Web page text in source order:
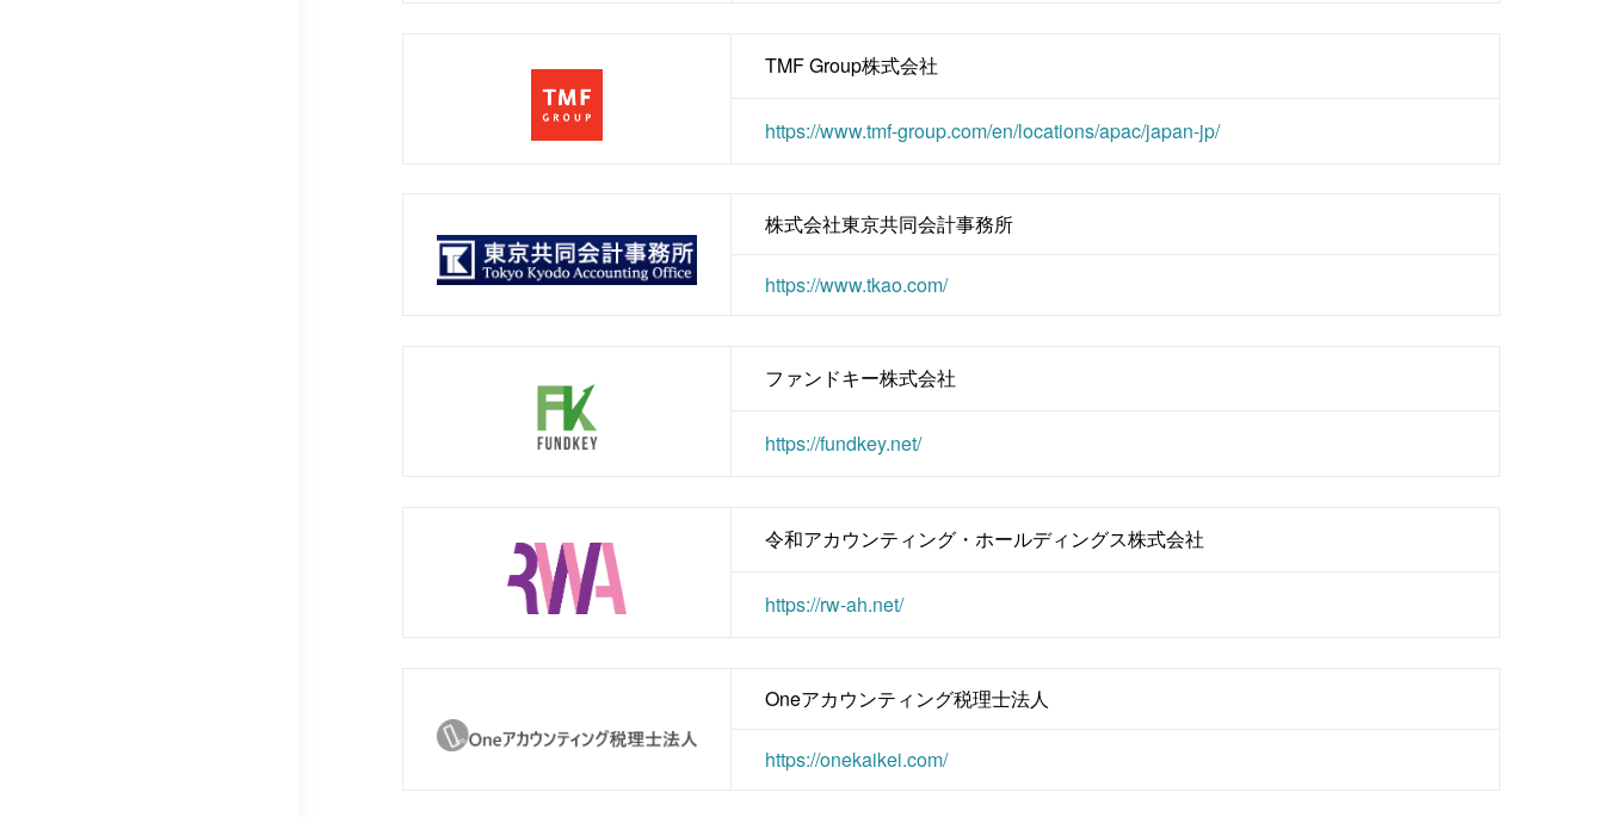
TMF Group株式会社
https://www.tmf-group.com/en/locations/apac/japan-jp/
株式会社東京共同会計事務所
https://www.tkao.com/
ファンドキー株式会社
https://fundkey.net/
令和アカウンティング・ホールディングス株式会社
https://rw-ah.net/
Oneアカウンティング税理士法人
https://onekaikei.com/